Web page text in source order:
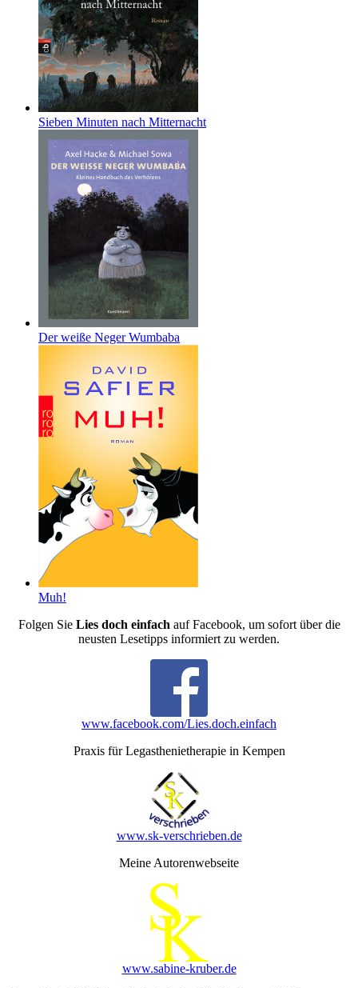
Sieben Minuten nach Mitternacht
Der weiße Neger Wumbaba
Muh!
Folgen Sie Lies doch einfach auf Facebook, um sofort über die
neusten Lesetipps informiert zu werden.
www.facebook.com/Lies.doch.einfach
Praxis für Legasthenietherapie in Kempen
www.sk-verschrieben.de
Meine Autorenwebseite
www.sabine-kruber.de